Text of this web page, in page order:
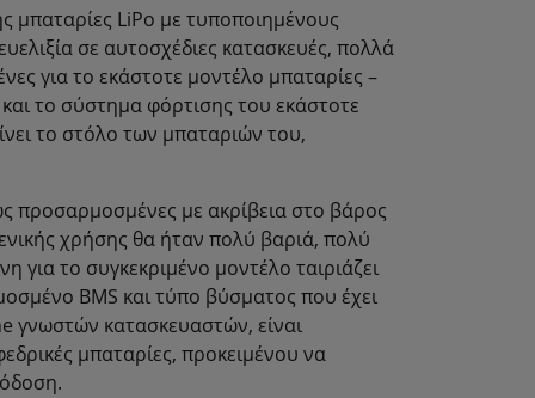
μπαταρίες LiPo με τυποποιημένους
σε αυτοσχέδιες κατασκευές, πολλά
για το εκάστοτε μοντέλο μπαταρίες –
το σύστημα φόρτισης του εκάστοτε
το στόλο των μπαταριών του,
προσαρμοσμένες με ακρίβεια στο βάρος
χρήσης θα ήταν πολύ βαριά, πολύ
για το συγκεκριμένο μοντέλο ταιριάζει
BMS και τύπο βύσματος που έχει
γνωστών κατασκευαστών, είναι
μπαταρίες, προκειμένου να